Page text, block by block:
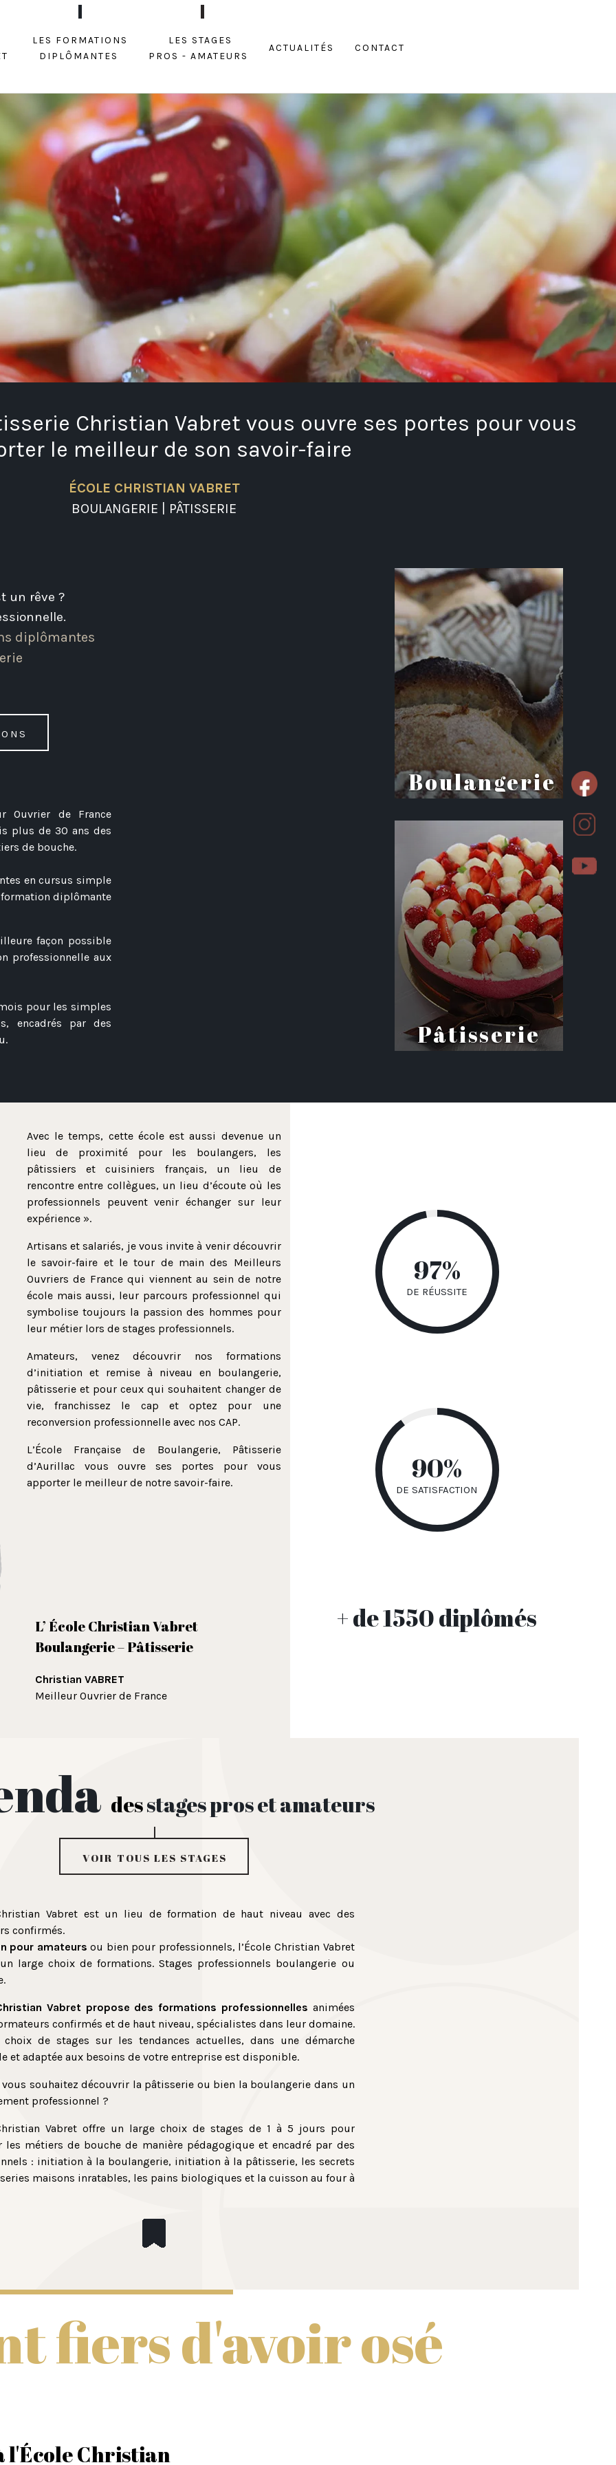
Les formations
diplômantes
Les stages
Pros - amateurs
Actualités Contact
Christian Vabret vous ouvre ses portes pour vous
le meilleur de son savoir-faire
ÉCOLE CHRISTIAN VABRET
BOULANGERIE | PÂTISSERIE
un rêve ?
diplômantes
Ouvrier de France
plus de 30 ans des
de bouche.
en cursus simple
formation diplômante
façon possible
professionnelle aux
pour les simples
encadrés par des
Boulangerie
la profession et aux
tendances.
+
Pâtisserie
Avec le temps, cette école est aussi devenue un
lieu de proximité pour les boulangers, les
pâtissiers et cuisiniers français, un lieu de
rencontre entre collègues, un lieu d’écoute où les
professionnels peuvent venir échanger sur leur
expérience ».
Artisans et salariés, je vous invite à venir découvrir
le savoir-faire et le tour de main des Meilleurs
Ouvriers de France qui viennent au sein de notre
école mais aussi, leur parcours professionnel qui
symbolise toujours la passion des hommes pour
leur métier lors de stages professionnels.
Amateurs, venez découvrir nos formations
d’initiation et remise à niveau en boulangerie,
pâtisserie et pour ceux qui souhaitent changer de
vie, franchissez le cap et optez pour une
reconversion professionnelle avec nos CAP.
L’École Française de Boulangerie, Pâtisserie
d’Aurillac vous ouvre ses portes pour vous
apporter le meilleur de notre savoir-faire.
L’ École Christian Vabret
Boulangerie – Pâtisserie
Christian VABRET
Meilleur Ouvrier de France
97%
de réussite
90%
de satisfaction
+ de 1550 diplômés
desstages pros et amateurs
Voir tous les stages
Vabret est un lieu de formation de haut niveau avec des
confirmés.
pour amateurs ou bien pour professionnels, l’École Christian Vabret
large choix de formations. Stages professionnels boulangerie ou
Vabret propose des formations professionnelles animées
confirmés et de haut niveau, spécialistes dans leur domaine.
choix de stages sur les tendances actuelles, dans une démarche
et adaptée aux besoins de votre entreprise est disponible.
vous souhaitez découvrir la pâtisserie ou bien la boulangerie dans un
professionnel ?
Vabret offre un large choix de stages de 1 à 5 jours pour
les métiers de bouche de manière pédagogique et encadré par des
: initiation à la boulangerie, initiation à la pâtisserie, les secrets
maisons inratables, les pains biologiques et la cuisson au four à
fiers d'avoir osé
l'École Christian